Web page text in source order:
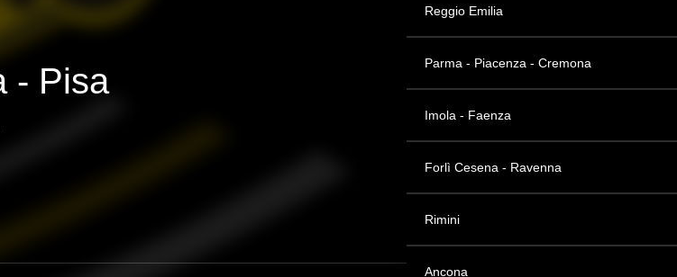
Reggio Emilia
Parma - Piacenza - Cremona
Imola - Faenza
Forlì Cesena - Ravenna
Rimini
Ancona
- Pisa